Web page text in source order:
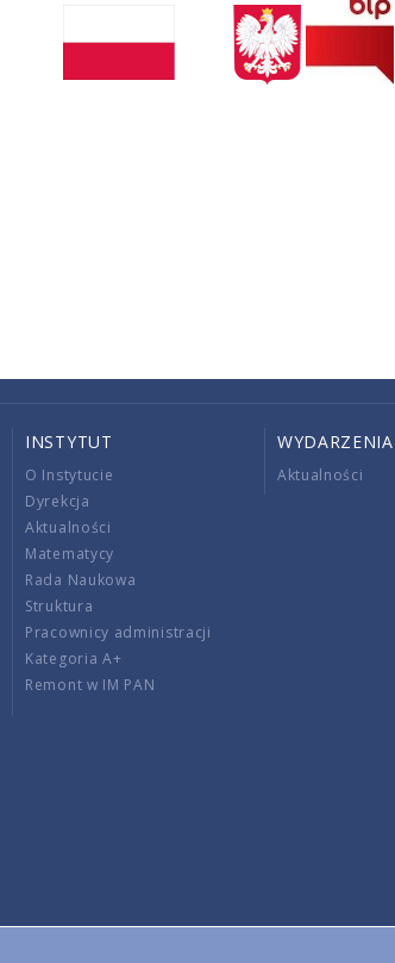
INSTYTUT
O Instytucie
Dyrekcja
Aktualności
Matematycy
Rada Naukowa
Struktura
Pracownicy administracji
Kategoria A+
Remont w IM PAN
WYDARZENIA
Aktualności